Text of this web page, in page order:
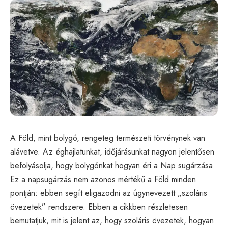
A Föld, mint bolygó, rengeteg természeti törvénynek van
alávetve. Az éghajlatunkat, időjárásunkat nagyon jelentősen
befolyásolja, hogy bolygónkat hogyan éri a Nap sugárzása.
Ez a napsugárzás nem azonos mértékű a Föld minden
pontján: ebben segít eligazodni az úgynevezett „szoláris
övezetek” rendszere. Ebben a cikkben részletesen
bemutatjuk, mit is jelent az, hogy szoláris övezetek, hogyan